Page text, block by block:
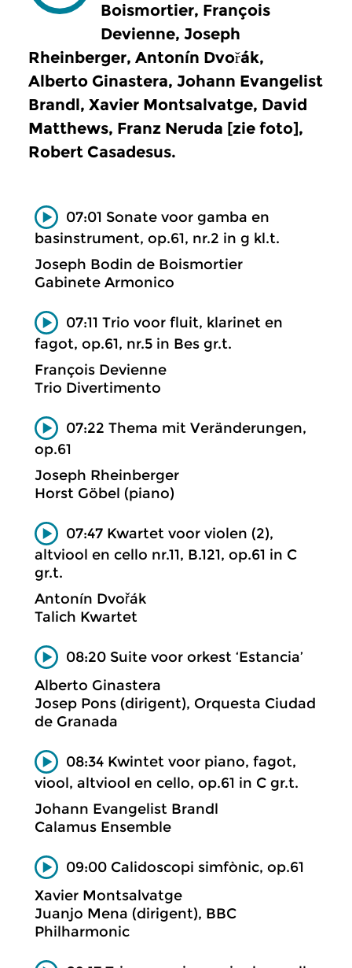
Boismortier, François
Devienne, Joseph
Rheinberger, Antonín Dvořák,
Alberto Ginastera, Johann Evangelist
Brandl, Xavier Montsalvatge, David
Matthews, Franz Neruda [zie foto],
Robert Casadesus.
07:01 Sonate voor gamba en
basinstrument, op.61, nr.2 in g kl.t.
Joseph Bodin de Boismortier
Gabinete Armonico
07:11 Trio voor fluit, klarinet en
fagot, op.61, nr.5 in Bes gr.t.
François Devienne
Trio Divertimento
07:22 Thema mit Veränderungen,
op.61
Joseph Rheinberger
Horst Göbel (piano)
07:47 Kwartet voor violen (2),
altviool en cello nr.11, B.121, op.61 in C
gr.t.
Antonín Dvořák
Talich Kwartet
08:20 Suite voor orkest ‘Estancia’
Alberto Ginastera
Josep Pons (dirigent), Orquesta Ciudad
de Granada
08:34 Kwintet voor piano, fagot,
viool, altviool en cello, op.61 in C gr.t.
Johann Evangelist Brandl
Calamus Ensemble
09:00 Calidoscopi simfònic, op.61
Xavier Montsalvatge
Juanjo Mena (dirigent), BBC
Philharmonic